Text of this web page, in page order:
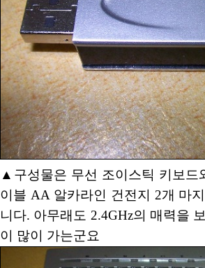
▲구성물은 무선 조이스틱 키보드
이블 AA 알카라인 건전지 2개 마
니다. 아무래도 2.4GHz의 매력을
이 많이 가는군요